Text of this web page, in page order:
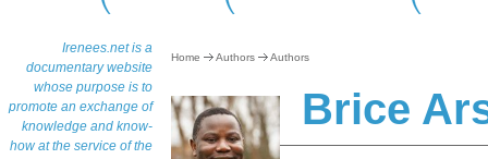
Irenees.net is a
documentary website
whose purpose is to
promote an exchange of
knowledge and know-
how at the service of the
Home Authors Authors
Brice